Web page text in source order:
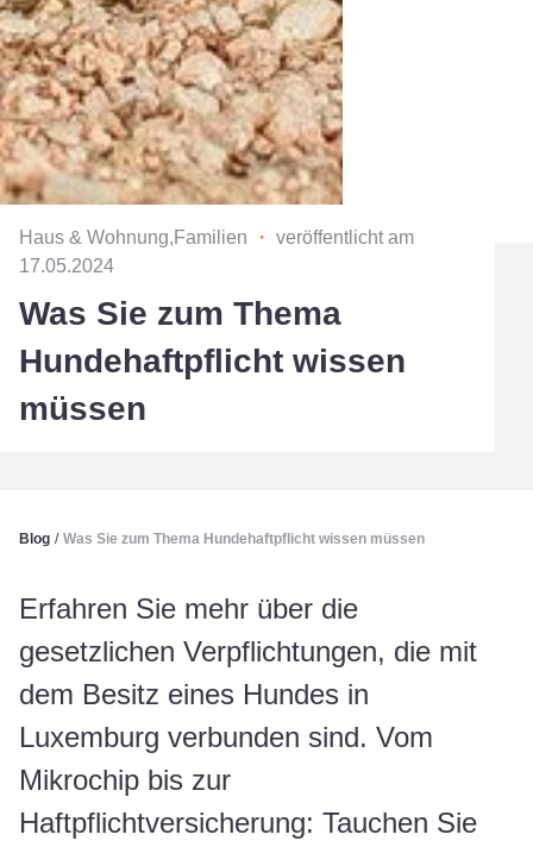
Haus & Wohnung,Familien ・ veröffentlicht am
17.05.2024
Was Sie zum Thema
Hundehaftpflicht wissen
müssen
Blog / Was Sie zum Thema Hundehaftpflicht wissen müssen
Erfahren Sie mehr über die
gesetzlichen Verpflichtungen, die mit
dem Besitz eines Hundes in
Luxemburg verbunden sind. Vom
Mikrochip bis zur
Haftpflichtversicherung: Tauchen Sie